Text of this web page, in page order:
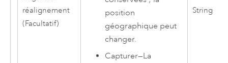
réalignement
(Facultatif)
position
géographique peut
changer.
Capturer—La
String